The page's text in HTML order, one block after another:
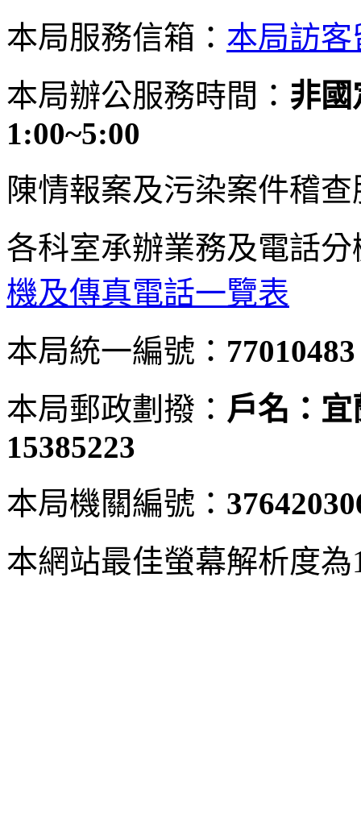
本局服務信箱： 本局訪客
本局辦公服務時間： 非國
1:00~5:00
陳情報案及污染案件稽
各科室承辦業務及電話分
機及傳真電話一覽表
本局統一編號： 77010483
本局郵政劃撥： 戶名：
15385223
本局機關編號：
本網站最佳螢幕解析度